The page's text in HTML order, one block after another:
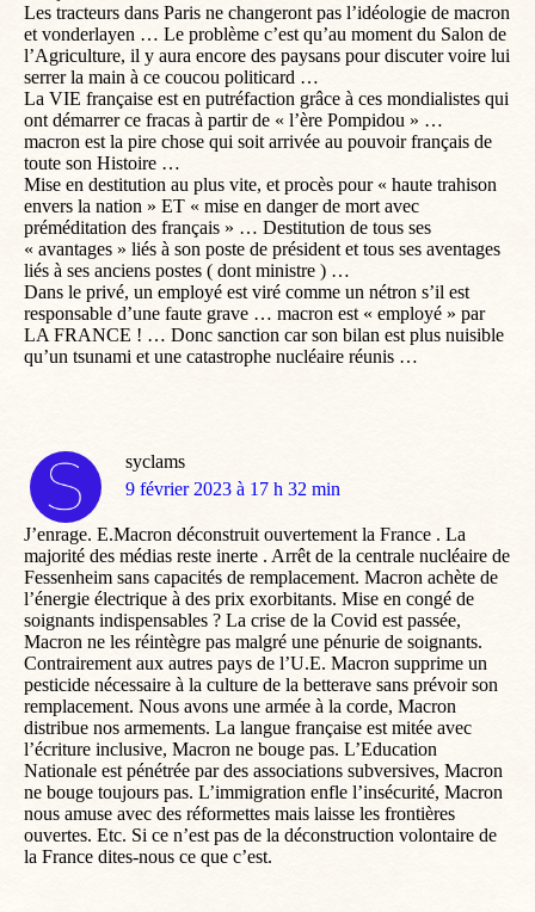
Les tracteurs dans Paris ne changeront pas l’idéologie de macron
et vonderlayen … Le problème c’est qu’au moment du Salon de
l’Agriculture, il y aura encore des paysans pour discuter voire lui
serrer la main à ce coucou politicard …
La VIE française est en putréfaction grâce à ces mondialistes qui
ont démarrer ce fracas à partir de « l’ère Pompidou » …
macron est la pire chose qui soit arrivée au pouvoir français de
toute son Histoire …
Mise en destitution au plus vite, et procès pour « haute trahison
envers la nation » ET « mise en danger de mort avec
préméditation des français » … Destitution de tous ses
« avantages » liés à son poste de président et tous ses aventages
liés à ses anciens postes ( dont ministre ) …
Dans le privé, un employé est viré comme un nétron s’il est
responsable d’une faute grave … macron est « employé » par
LA FRANCE ! … Donc sanction car son bilan est plus nuisible
qu’un tsunami et une catastrophe nucléaire réunis …
syclams
dit
9 février 2023 à 17 h 32 min
J’enrage. E.Macron déconstruit ouvertement la France . La
majorité des médias reste inerte . Arrêt de la centrale nucléaire de
Fessenheim sans capacités de remplacement. Macron achète de
l’énergie électrique à des prix exorbitants. Mise en congé de
soignants indispensables ? La crise de la Covid est passée,
Macron ne les réintègre pas malgré une pénurie de soignants.
Contrairement aux autres pays de l’U.E. Macron supprime un
pesticide nécessaire à la culture de la betterave sans prévoir son
remplacement. Nous avons une armée à la corde, Macron
distribue nos armements. La langue française est mitée avec
l’écriture inclusive, Macron ne bouge pas. L’Education
Nationale est pénétrée par des associations subversives, Macron
ne bouge toujours pas. L’immigration enfle l’insécurité, Macron
nous amuse avec des réformettes mais laisse les frontières
ouvertes. Etc. Si ce n’est pas de la déconstruction volontaire de
la France dites-nous ce que c’est.